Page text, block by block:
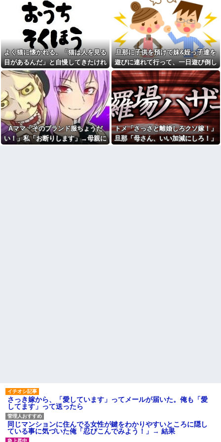
いて良いという報道に向き合い
ます！」X民「高市だから叩いて
良いをやってるのがお前だろ」
←これ…w w
【悲報】17歳で無期懲役にな
った奴のご尊顔、ガチで怖い
イーロン・マスク「中国のロ
ボットはデタラメで遠隔操作し
てるだけ」
職場結婚だった同僚の結婚式
の２次会に、新郎新婦がこなか
った。そのまま主役なしで食事
が始まり...
「優しい男はモテない」っ
て、正しくは「優しさ以外にセ
ールスポイントのない男がモテ
ない」なんだわ。優しさ自体を
好きではない
彼氏の家で不倫してる私。彼
触らないでよ！」キチママ『そ
こに金庫があったから、開けて
みようとしただけ☆』義兄「泥
は出てけ！二度と来るな！」結
果・・・
私「初めて飲む味だけどなん
のお茶？」彼「ちっ！」私「」
本屋に現れた異臭＆浮浪者風
の男、ペタンコのボストンバッ
グをパンパンにして無会計で退
店！Gメンに確保され「なん
で？」と本気で困惑ｗｗｗ
【豹変】優しかった彼氏が同
棲した瞬間に本性を現した。束
縛→DVの毎日。やっとの思いで
逃げたが追ってきて…修羅の展
開に
思わず誰かに話したくなる雑
学、なんかある？
本屋に現れた異臭＆浮浪者風
の男、ペタンコのボストンバッ
グをパンパンにして無会計で退
店！Gメンに確保され「なん
で？」と本気で困惑ｗｗｗ
旦那に子供を預けて妹&姪っ子
達を遊びに連れて行って、一日
よく猫に懐かれる。「猫は人を見る
目があるんだ」と自慢してきたけれ
ど、今日たまたま読んだ記事である
ことを目にした
旦那に子供を預けて妹&姪っ子達を
遊びに連れて行って、一日遊び倒し
た。すると、旦那と喧嘩になってし
まい...
Aママ「そのブランド服ちょうだ
い！」私「お断りします」→母親に
トメ「さっさと離婚しろクソ嫁！」
旦那「母さん、いい加減にしろ！」
さっき嫁から、「愛しています」ってメールが届いた。俺も「愛
してます」って送ったら
同じマンションに住んでる女性が鍵をわかりやすいところに隠し
ている事に気づいた俺「忍びこんでみよう！」→ 結果